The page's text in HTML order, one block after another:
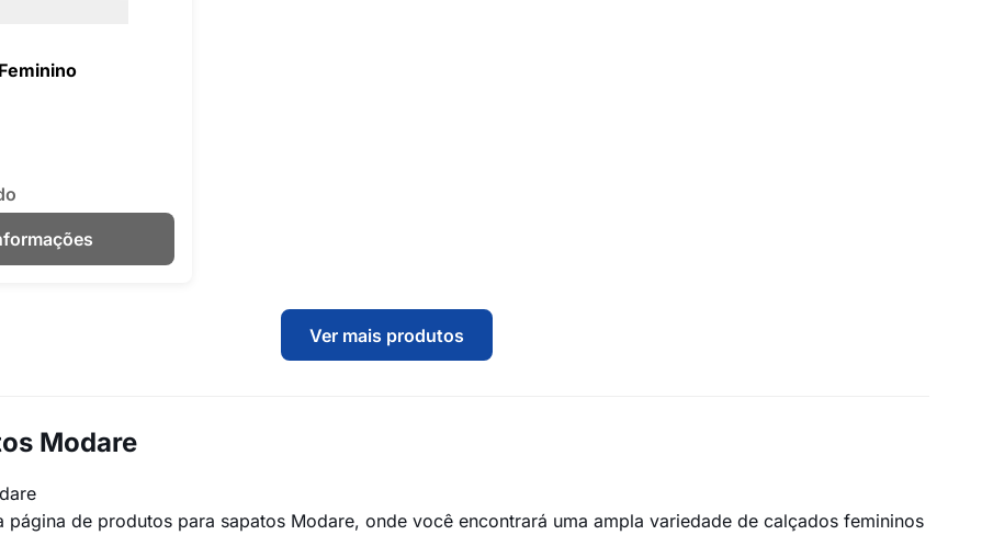
Ver mais produtos
Modare
página de produtos para sapatos Modare, onde você encontrará uma ampla variedade de calçados femininos